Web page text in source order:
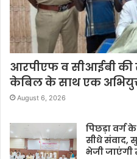
आरपीएफ व सीआईबी की
केबिल के साथ एक
August 6, 2026
पिछड़ा वर्ग
सीधे संवाद,
भेजी जाएंगी